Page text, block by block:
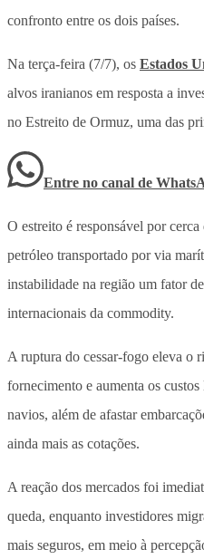
confronto entre os dois países.
Na terça-feira (7/7), os Estados
alvos iranianos em resposta a
no Estreito de Ormuz, uma das
Entre no canal de
O estreito é responsável por
petróleo transportado por via
instabilidade na região um fator
internacionais da commodity.
A ruptura do cessar-fogo eleva o
fornecimento e aumenta os
navios, além de afastar
ainda mais as cotações.
A reação dos mercados foi
queda, enquanto investidores
mais seguros, em meio à